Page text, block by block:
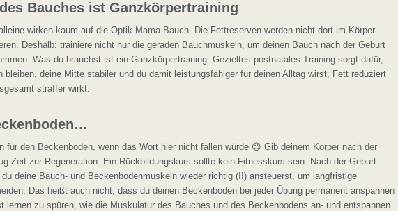
Bauches ist Ganzkörpertraining
wirken kaum auf die Optik Mama-Bauch. Die Fettreserven werden nicht dort im Körper
Deshalb: trainiere nicht nur die geraden Bauchmuskeln, um deinen Bauch nach der Geburt
Was du brauchst ist ein Ganzkörpertraining. Gezieltes postnatales Training sorgt dafür,
bleiben, deine Mitte stabiler und du damit leistungsfähiger für deinen Alltag wirst, Fett reduziert
straffer wirkt.
für den Beckenboden, wenn das Wort hier nicht fallen würde 😉 Gib deinem Körper nach der
Zeit zur Regeneration. Ein Rückbildungskurs sollte kein Fitnesskurs sein. Nach der Geburt
deine Bauch- und Beckenbodenmuskeln wieder richtig (!!) ansteuerst, um langfristige
Das heißt auch nicht, dass du deinen Beckenboden bei jeder Übung permanent anspannen
lernen zu spüren, wie die Muskulatur des Bauches und des Beckenbodens an- und entspannen